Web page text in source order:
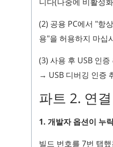
(2) 공용 PC에서 "항
용"을 허용하지 마십
(3) 사용 후 USB 인
→ USB 디버깅 인증
파트 2. 연
1. 개발자 옵션이 누
빌드 번호를 7번 탭